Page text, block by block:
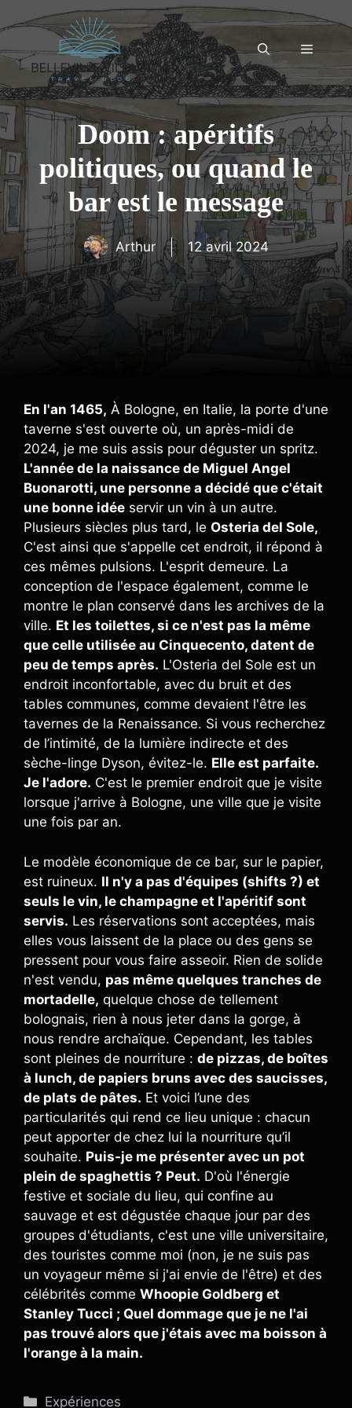
au
contenu
Menu
Doom : apéritifs
politiques, ou quand le
bar est le message
Arthur 12 avril 2024
En l'an 1465, À Bologne, en Italie, la porte d'une
taverne s'est ouverte où, un après-midi de
2024, je me suis assis pour déguster un spritz.
L'année de la naissance de Miguel Angel
Buonarotti, une personne a décidé que c'était
une bonne idée servir un vin à un autre.
Plusieurs siècles plus tard, le Osteria del Sole,
C'est ainsi que s'appelle cet endroit, il répond à
ces mêmes pulsions. L'esprit demeure. La
conception de l'espace également, comme le
montre le plan conservé dans les archives de la
ville. Et les toilettes, si ce n'est pas la même
que celle utilisée au Cinquecento, datent de
peu de temps après. L'Osteria del Sole est un
endroit inconfortable, avec du bruit et des
tables communes, comme devaient l'être les
tavernes de la Renaissance. Si vous recherchez
de l’intimité, de la lumière indirecte et des
sèche-linge Dyson, évitez-le. Elle est parfaite.
Je l'adore. C'est le premier endroit que je visite
lorsque j'arrive à Bologne, une ville que je visite
une fois par an.
Le modèle économique de ce bar, sur le papier,
est ruineux. Il n'y a pas d'équipes (shifts ?) et
seuls le vin, le champagne et l'apéritif sont
servis. Les réservations sont acceptées, mais
elles vous laissent de la place ou des gens se
pressent pour vous faire asseoir. Rien de solide
n'est vendu, pas même quelques tranches de
mortadelle, quelque chose de tellement
bolognais, rien à nous jeter dans la gorge, à
nous rendre archaïque. Cependant, les tables
sont pleines de nourriture : de pizzas, de boîtes
à lunch, de papiers bruns avec des saucisses,
de plats de pâtes. Et voici l’une des
particularités qui rend ce lieu unique : chacun
peut apporter de chez lui la nourriture qu’il
souhaite. Puis-je me présenter avec un pot
plein de spaghettis ? Peut. D'où l'énergie
festive et sociale du lieu, qui confine au
sauvage et est dégustée chaque jour par des
groupes d'étudiants, c'est une ville universitaire,
des touristes comme moi (non, je ne suis pas
un voyageur même si j'ai envie de l'être) et des
célébrités comme Whoopie Goldberg et
Stanley Tucci ; Quel dommage que je ne l'ai
pas trouvé alors que j'étais avec ma boisson à
l'orange à la main.
Catégories
Expériences